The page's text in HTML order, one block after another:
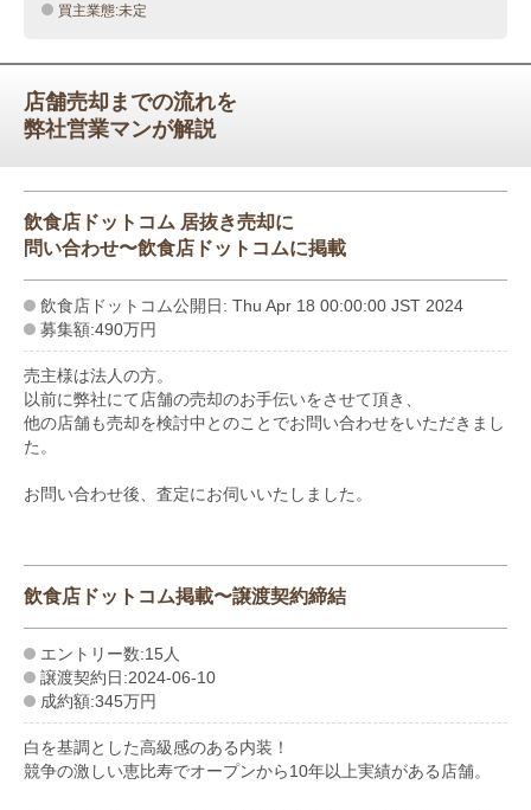
買主業態:未定
店舗売却までの流れを
弊社営業マンが解説
飲食店ドットコム 居抜き売却に
問い合わせ〜飲食店ドットコムに掲載
飲食店ドットコム公開日: Thu Apr 18 00:00:00 JST 2024
募集額:490万円
売主様は法人の方。
以前に弊社にて店舗の売却のお手伝いをさせて頂き、
他の店舗も売却を検討中とのことでお問い合わせをいただきまし
た。
お問い合わせ後、査定にお伺いいたしました。
飲食店ドットコム掲載〜譲渡契約締結
エントリー数:15人
譲渡契約日:2024-06-10
成約額:345万円
白を基調とした高級感のある内装！
競争の激しい恵比寿でオープンから10年以上実績がある店舗。